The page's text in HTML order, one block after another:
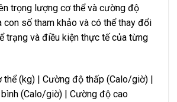
trọng lượng cơ thể và cường độ
con số tham khảo và có thể thay đổi
trạng và điều kiện thực tế của từng
thể (kg) | Cường độ thấp (Calo/giờ) |
(Calo/giờ) | Cường độ cao